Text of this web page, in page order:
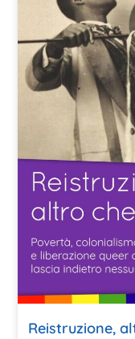
Reistruzione,